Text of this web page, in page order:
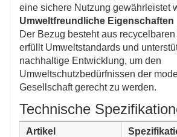
eine sichere Nutzung gewährleistet
Umweltfreundliche Eigenschaften
Der Bezug besteht aus
erfüllt Umweltstandards und
nachhaltige Entwicklung, um den
Umweltschutzbedürfnissen der
Gesellschaft gerecht zu werden.
Technische
Artikel